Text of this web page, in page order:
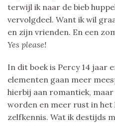
terwijl ik naar de bieb
vervolgdeel. Want ik wil
en zijn vrienden. En een
Yes please!
In dit boek is Percy 14 jaar
elementen gaan meer
hierbij aan romantiek,
worden en meer rust in
zelfkennis. Wat ik destijds